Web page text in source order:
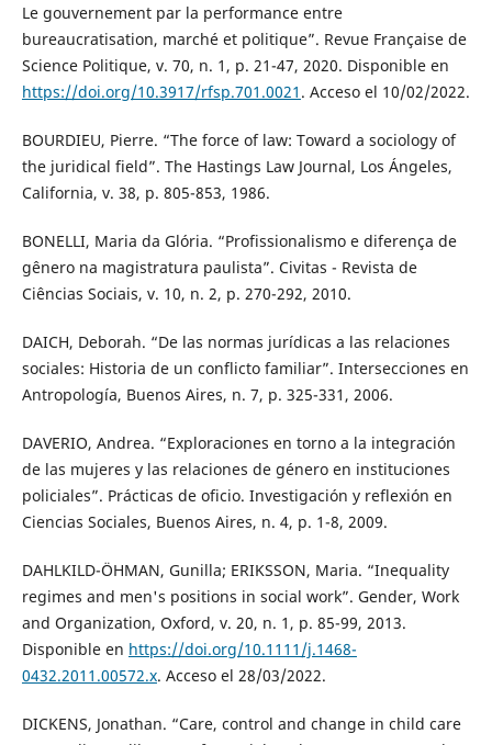
Le gouvernement par la performance entre
bureaucratisation, marché et politique”. Revue Française de
Science Politique, v. 70, n. 1, p. 21-47, 2020. Disponible en
https://doi.org/10.3917/rfsp.701.0021 . Acceso el 10/02/2022.
BOURDIEU, Pierre. “The force of law: Toward a sociology of
the juridical field”. The Hastings Law Journal, Los Ángeles,
California, v. 38, p. 805-853, 1986.
BONELLI, Maria da Glória. “Profissionalismo e diferença de
gênero na magistratura paulista”. Civitas - Revista de
Ciências Sociais, v. 10, n. 2, p. 270-292, 2010.
DAICH, Deborah. “De las normas jurídicas a las relaciones
sociales: Historia de un conflicto familiar”. Intersecciones en
Antropología, Buenos Aires, n. 7, p. 325-331, 2006.
DAVERIO, Andrea. “Exploraciones en torno a la integración
de las mujeres y las relaciones de género en instituciones
policiales”. Prácticas de oficio. Investigación y reflexión en
Ciencias Sociales, Buenos Aires, n. 4, p. 1-8, 2009.
DAHLKILD-ÖHMAN, Gunilla; ERIKSSON, Maria. “Inequality
regimes and men's positions in social work”. Gender, Work
and Organization, Oxford, v. 20, n. 1, p. 85-99, 2013.
Disponible en https://doi.org/10.1111/j.1468-
0432.2011.00572.x. Acceso el 28/03/2022.
DICKENS, Jonathan. “Care, control and change in child care